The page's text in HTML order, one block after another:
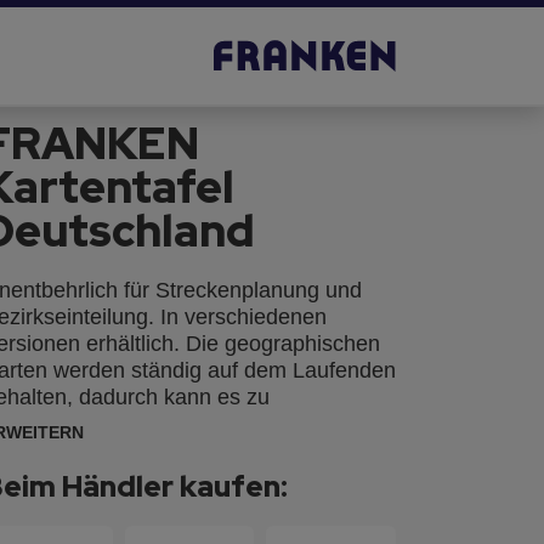
für Streckenplanung und
In verschiedenen
erhältlich. Die geographischen
werden ständig auf dem Laufenden
dadurch kann es zu
Abweichungen kommen.
Händler kaufen: